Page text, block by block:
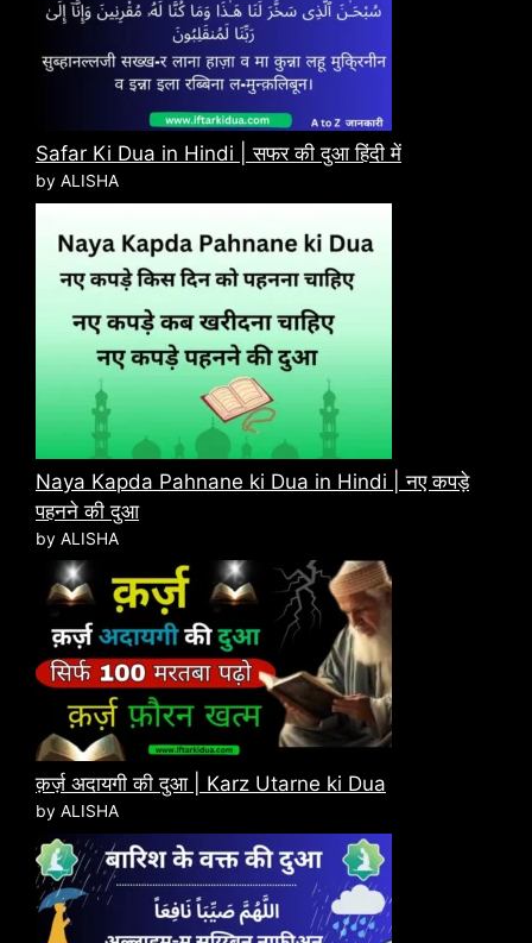
Safar Ki Dua in Hindi | सफर की दुआ हिंदी में
by ALISHA
Naya Kapda Pahnane ki Dua in Hindi | नए कपड़े
पहनने की दुआ
by ALISHA
क़र्ज़ अदायगी की दुआ | Karz Utarne ki Dua
by ALISHA